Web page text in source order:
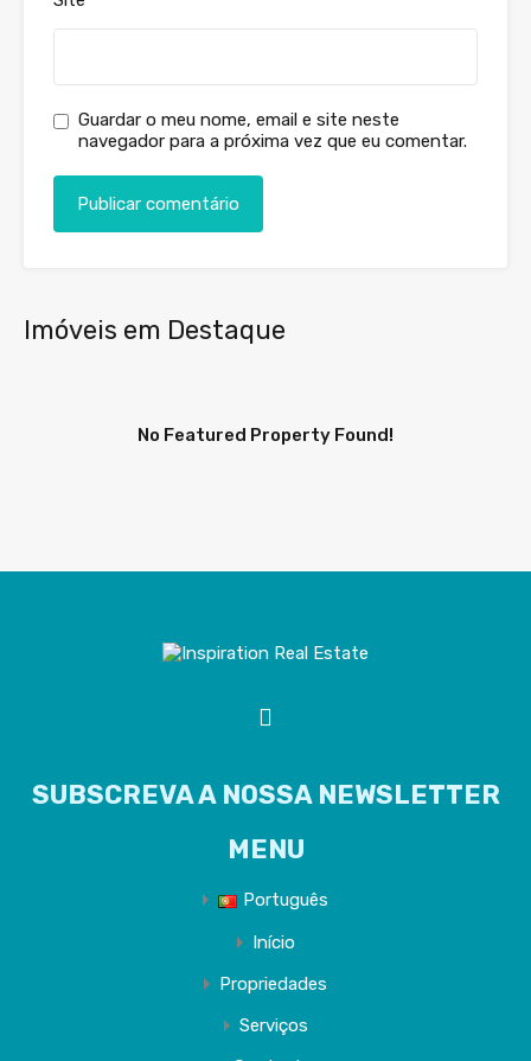
Guardar o meu nome, email e site neste
navegador para a próxima vez que eu comentar.
Imóveis em Destaque
No Featured Property Found!
SUBSCREVA A NOSSA NEWSLETTER
MENU
Português
Início
Propriedades
Serviços